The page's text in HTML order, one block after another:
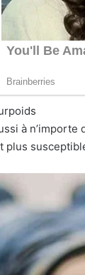
à
plus